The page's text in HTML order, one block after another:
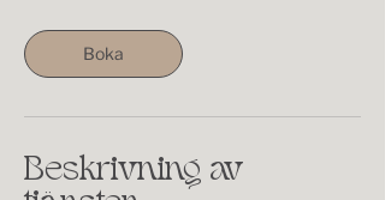
Boka
Beskrivning av